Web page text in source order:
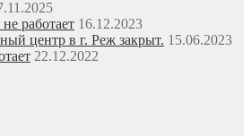
работает 16.12.2023
центр в г. Реж закрыт. 15.06.2023
22.12.2022